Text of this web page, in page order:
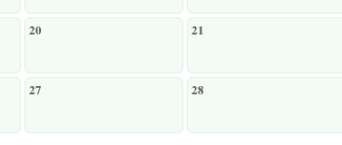
20 21
27 28